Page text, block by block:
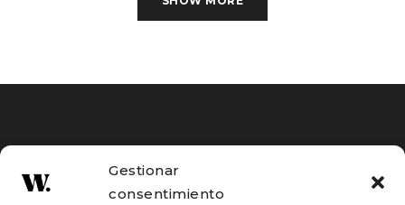
Gestionar
consentimiento
Las patas metálicas lacadas en negro mate, de líneas
un atractivo contraste visual.
calidad, siendo una pieza clave para quienes buscan